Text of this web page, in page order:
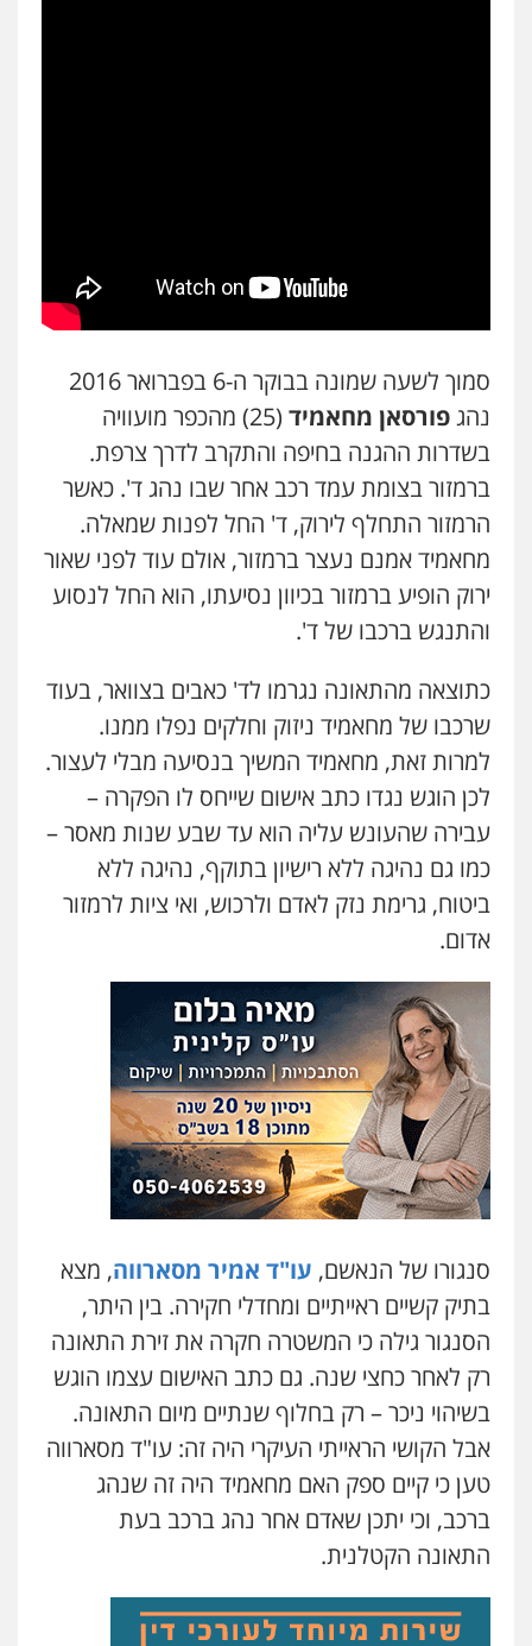
עו"ד חמאדה מסרי
תעבורה
עו"ד פיני פישלר
פלילי תעבורה מח"ש אזרחי כלכלי
0505234000
סמוך לשעה שמונה בבוקר ה-6 בפברואר 2016
נהגפורסאן מחאמיד
(25) מהכפר מועוויה
בשדרות ההגנה בחיפה והתקרב לדרך צרפת.
ברמזור בצומת עמד רכב אחר שבו נהג ד'. כאשר
הרמזור התחלף לירוק, ד' החל לפנות שמאלה.
מחאמיד אמנם נעצר ברמזור, אולם עוד לפני שאור
ירוק הופיע ברמזור בכיוון נסיעתו, הוא החל לנסוע
והתנגש ברכבו של ד'.
כתוצאה מהתאונה נגרמו לד' כאבים בצוואר, בעוד
שרכבו של מחאמיד ניזוק וחלקים נפלו ממנו.
למרות זאת, מחאמיד המשיך בנסיעה מבלי לעצור.
לכן הוגש נגדו כתב אישום שייחס לו הפקרה –
עבירה שהעונש עליה הוא עד שבע שנות מאסר –
כמו גם נהיגה ללא רישיון בתוקף, נהיגה ללא
ביטוח, גרימת נזק לאדם ולרכוש, ואי ציות לרמזור
אדום.
סנגורו של הנאשם, עו"ד אמיר מסארווה, מצא
בתיק קשיים ראייתיים ומחדלי חקירה. בין היתר,
הסנגור גילה כי המשטרה חקרה את זירת התאונה
רק לאחר כחצי שנה. גם כתב האישום עצמו הוגש
בשיהוי ניכר – רק בחלוף שנתיים מיום התאונה.
אבל הקושי הראייתי העיקרי היה זה: עו"ד מסארווה
טען כי קיים ספק האם מחאמיד היה זה שנהג
ברכב, וכי יתכן שאדם אחר נהג ברכב בעת
התאונה הקטלנית.